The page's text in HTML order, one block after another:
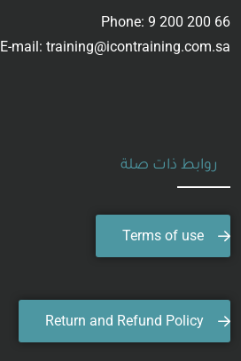
Phone: 9 200 200 66
E-mail: training@icontraining.com.sa
روابط ذات صلة
Terms of use
Return and Refund Policy